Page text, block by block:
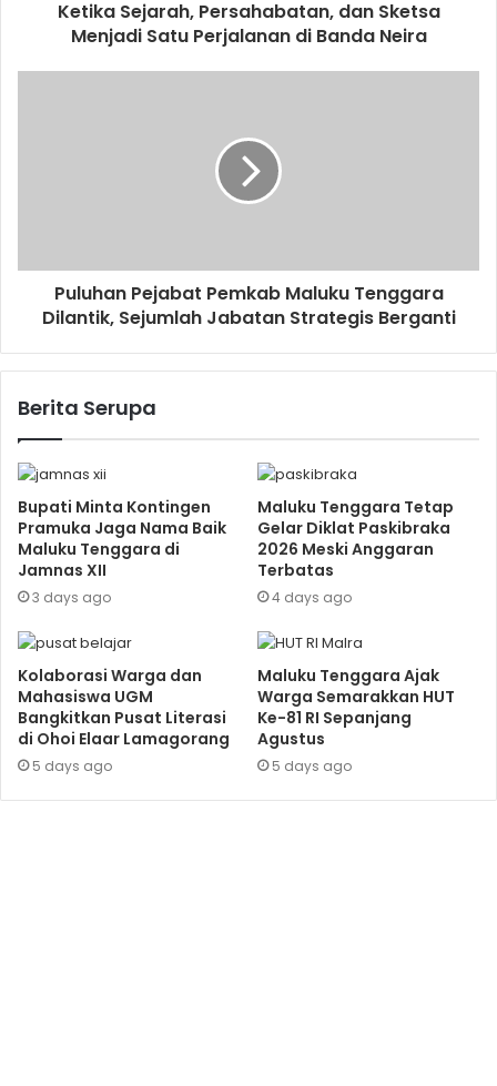
Ketika Sejarah, Persahabatan, dan Sketsa
Menjadi Satu Perjalanan di Banda Neira
Puluhan Pejabat Pemkab Maluku Tenggara
Dilantik, Sejumlah Jabatan Strategis Berganti
Berita Serupa
Bupati Minta Kontingen
Pramuka Jaga Nama Baik
Maluku Tenggara di
Jamnas XII
3 days ago
Maluku Tenggara Tetap
Gelar Diklat Paskibraka
2026 Meski Anggaran
Terbatas
4 days ago
Kolaborasi Warga dan
Mahasiswa UGM
Bangkitkan Pusat Literasi
di Ohoi Elaar Lamagorang
5 days ago
Maluku Tenggara Ajak
Warga Semarakkan HUT
Ke-81 RI Sepanjang
Agustus
5 days ago